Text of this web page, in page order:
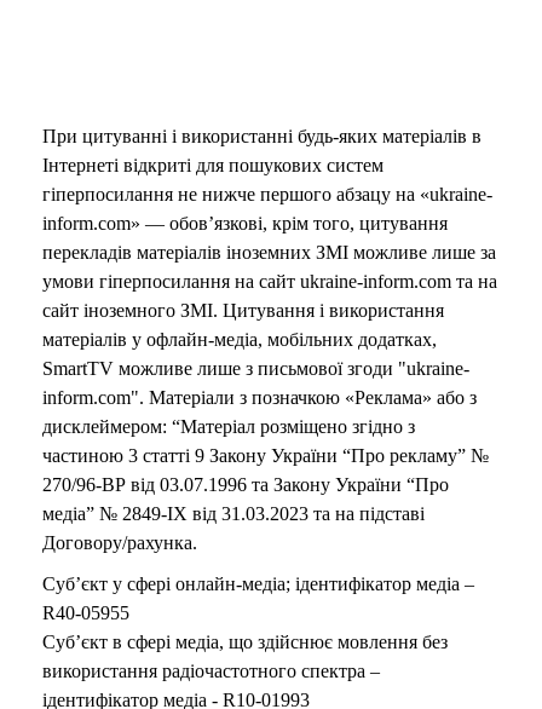
При цитуванні і використанні будь-яких матеріалів в
Інтернеті відкриті для пошукових систем
гіперпосилання не нижче першого абзацу на «ukraine-
inform.com» — обов’язкові, крім того, цитування
перекладів матеріалів іноземних ЗМІ можливе лише за
умови гіперпосилання на сайт ukraine-inform.com та на
сайт іноземного ЗМІ. Цитування і використання
матеріалів у офлайн-медіа, мобільних додатках,
SmartTV можливе лише з письмової згоди "ukraine-
inform.com". Матеріали з позначкою «Реклама» або з
дисклеймером: “Матеріал розміщено згідно з
частиною 3 статті 9 Закону України “Про рекламу” №
270/96-ВР від 03.07.1996 та Закону України “Про
медіа” № 2849-IX від 31.03.2023 та на підставі
Договору/рахунка.
Суб’єкт у сфері онлайн-медіа; ідентифікатор медіа –
R40-05955
Суб’єкт в сфері медіа, що здійснює мовлення без
використання радіочастотного спектра –
ідентифікатор медіа - R10-01993